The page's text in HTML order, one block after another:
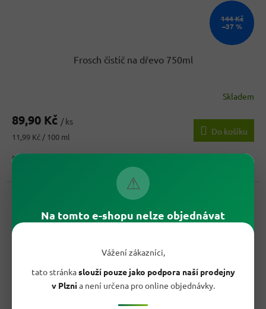
⚠
Na tomto e-shopu nelze objednávat
Vážení zákazníci,
tato stránkaslouží pouze jako podpora naší prodejny
v Plznia není určena pro online objednávky.
144 Kč
–37 %
Frosch čistič na dřevo 750ml
produktu
5,0
z
5
Skladem
89,90 Kč / ks
Měrná
11,99 Kč / 100 ml
Do košíku
Frosch čistič na dřevo 750 ml čistí a pečuje o dřevěné podlahy,
nábytek i omyvatelné povrchy. Receptura s borovicí a...